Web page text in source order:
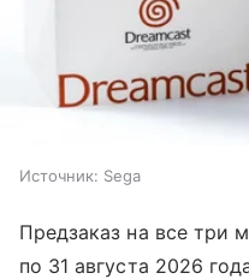
Источник: Sega
Предзаказ на все три
по 31 августа 2026